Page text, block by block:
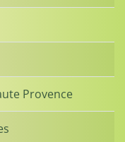
Provence